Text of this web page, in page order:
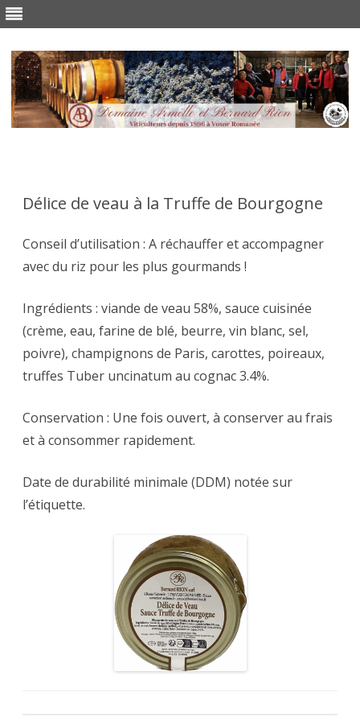
Délice de veau à la Truffe de Bourgogne
Conseil d’utilisation : A réchauffer et accompagner
avec du riz pour les plus gourmands !
Ingrédients : viande de veau 58%, sauce cuisinée
(crème, eau, farine de blé, beurre, vin blanc, sel,
poivre), champignons de Paris, carottes, poireaux,
truffes Tuber uncinatum au cognac 3.4%.
Conservation : Une fois ouvert, à conserver au frais
et à consommer rapidement.
Date de durabilité minimale (DDM) notée sur
l’étiquette.